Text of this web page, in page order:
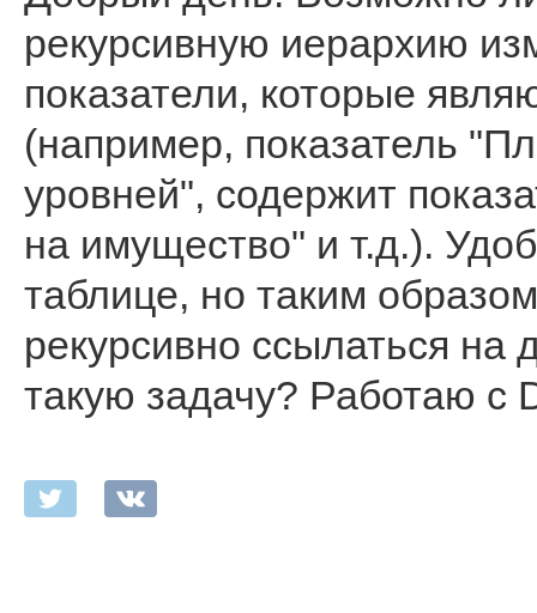
рекурсивную иерархию
показатели, которые
(например, показатель
уровней", содержит
на имущество" и т.д.).
таблице, но таким
рекурсивно ссылаться на
такую задачу? Работаю с